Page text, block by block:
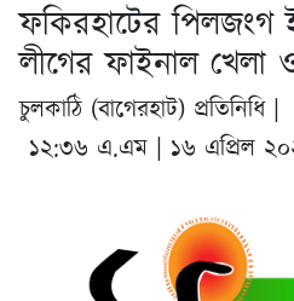
ফকিরহাটের পিলজংগ
লীগের ফাইনাল খেলা
চুলকাঠি (বাগেরহাট) প্রতিনিধি |
১২:৩৬ এ.এম | ১৬ এপ্রিল